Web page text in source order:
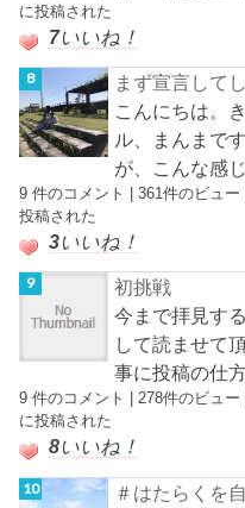
に投稿された
7いいね！
まず宣言して
こんにちは。
ル、まんまで
が、こんな感
9 件のコメント |361件のビュー
投稿された
3いいね！
初挑戦
今まで拝見す
して読ませて
事に投稿の仕
9 件のコメント |278件のビュー
に投稿された
8いいね！
＃はたらくを